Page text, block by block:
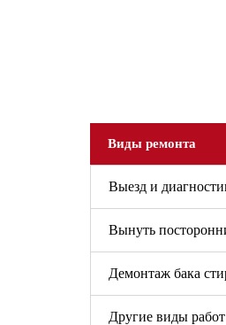
Виды ремонта
Выезд и
Вынуть
Демонтаж бака
Другие виды работ